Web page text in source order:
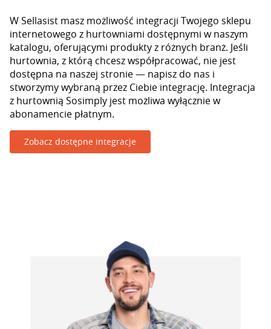
W Sellasist masz możliwość integracji Twojego sklepu
internetowego z hurtowniami dostępnymi w naszym
katalogu, oferującymi produkty z różnych branż. Jeśli
hurtownia, z którą chcesz współpracować, nie jest
dostępna na naszej stronie — napisz do nas i
stworzymy wybraną przez Ciebie integrację. Integracja
z hurtownią Sosimply jest możliwa wyłącznie w
abonamencie płatnym.
Zobacz dostępne integracje